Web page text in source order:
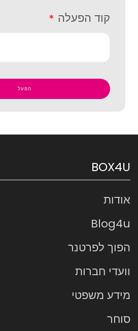
קוד הפעלה
BOX4U
אודות
Blog4u
הפוך לפרטנר
וועדי חברות
מידע משפטי
סוחר